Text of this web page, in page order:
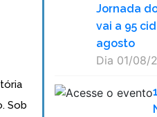
Sob
Jornada
vai a 95
agosto